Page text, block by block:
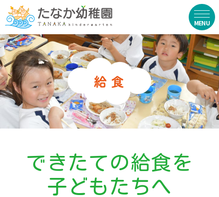
在園生向け
・資料ダウンロード
・園からのお便り
・動画
お知らせ
・ニュース
できたての給食を
子どもたちへ